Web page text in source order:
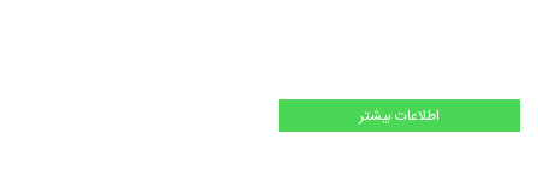
اطلاعات بیشتر